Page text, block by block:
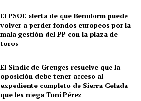
El PSOE alerta de que Benidorm puede
volver a perder fondos europeos por la
mala gestión del PP con la plaza de
toros
El Síndic de Greuges resuelve que la
oposición debe tener acceso al
expediente completo de Sierra Gelada
que les niega Toni Pérez